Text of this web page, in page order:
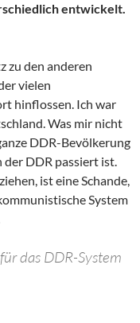
entwickelt.
zu den anderen
vielen
hinflossen. Ich war
Was mir nicht
DDR-Bevölkerung
der DDR passiert ist.
ist eine Schande,
System
das DDR-System